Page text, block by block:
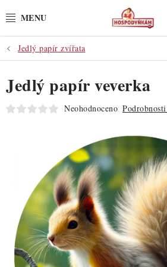
na
POTŘEBY
POMŮCKY
SUROVINY
PRO OSLAVY
DO KUCHYNĚ
POCHUTINY
Jedlý papír zvířata
Jedlý papír veverka
Neohodnoceno